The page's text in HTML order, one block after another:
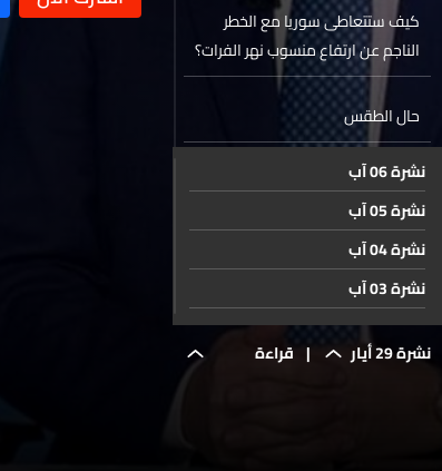
كيف ستتعاطى سوريا مع الخطر
الناجم عن ارتفاع منسوب نهر الفرات؟
حال الطقس
نشرة 29 أيار | قراءة
نشرة 06 آب
نشرة 05 آب
نشرة 04 آب
نشرة 03 آب
نشرة 02 آب
نشرة 01 آب